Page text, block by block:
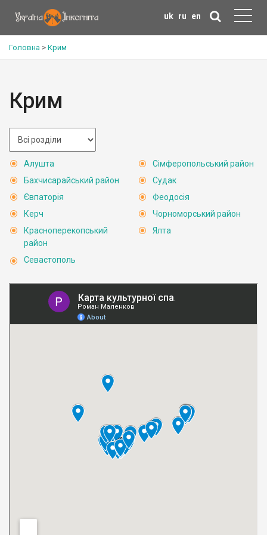
uk ru en
Головна > Крим
Крим
Алушта
Бахчисарайський район
Євпаторія
Керч
Красноперекопський
район
Севастополь
Сімферопольський район
Судак
Феодосія
Чорноморський район
Ялта